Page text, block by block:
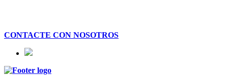
CONTACTE CON NOSOTROS